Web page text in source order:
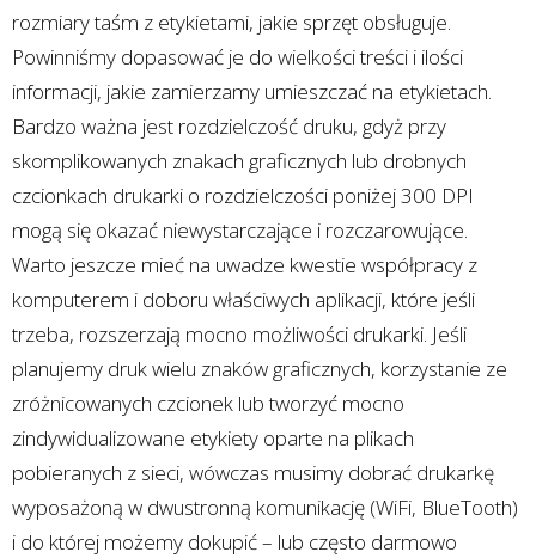
rozmiary taśm z etykietami, jakie sprzęt obsługuje.
Powinniśmy dopasować je do wielkości treści i ilości
informacji, jakie zamierzamy umieszczać na etykietach.
Bardzo ważna jest rozdzielczość druku, gdyż przy
skomplikowanych znakach graficznych lub drobnych
czcionkach drukarki o rozdzielczości poniżej 300 DPI
mogą się okazać niewystarczające i rozczarowujące.
Warto jeszcze mieć na uwadze kwestie współpracy z
komputerem i doboru właściwych aplikacji, które jeśli
trzeba, rozszerzają mocno możliwości drukarki. Jeśli
planujemy druk wielu znaków graficznych, korzystanie ze
zróżnicowanych czcionek lub tworzyć mocno
zindywidualizowane etykiety oparte na plikach
pobieranych z sieci, wówczas musimy dobrać drukarkę
wyposażoną w dwustronną komunikację (WiFi, BlueTooth)
i do której możemy dokupić – lub często darmowo